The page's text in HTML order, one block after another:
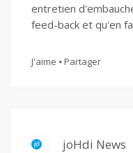
entretien
feed-back et qu'en
J'aime Partager
joHdi News